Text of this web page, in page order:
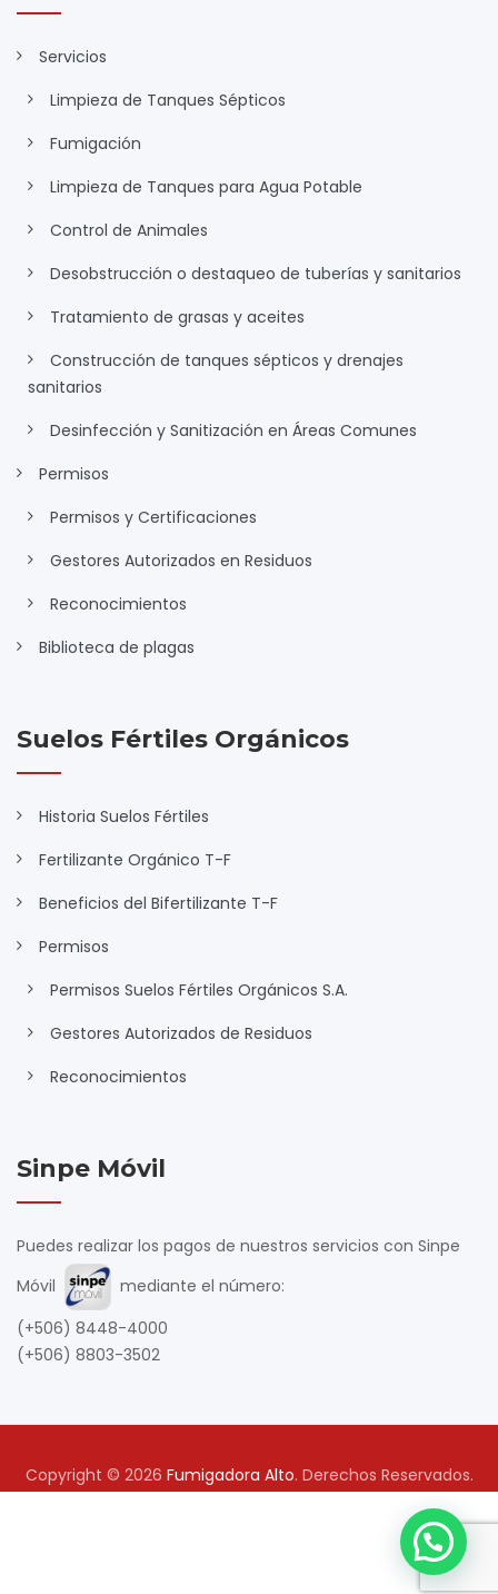
Servicios
Limpieza de Tanques Sépticos
Fumigación
Limpieza de Tanques para Agua Potable
Control de Animales
Desobstrucción o destaqueo de tuberías y sanitarios
Tratamiento de grasas y aceites
Construcción de tanques sépticos y drenajes
sanitarios
Desinfección y Sanitización en Áreas Comunes
Permisos
Permisos y Certificaciones
Gestores Autorizados en Residuos
Reconocimientos
Biblioteca de plagas
Suelos Fértiles Orgánicos
Historia Suelos Fértiles
Fertilizante Orgánico T-F
Beneficios del Bifertilizante T-F
Permisos
Permisos Suelos Fértiles Orgánicos S.A.
Gestores Autorizados de Residuos
Reconocimientos
Sinpe Móvil
Puedes realizar los pagos de nuestros servicios con Sinpe
Móvil
mediante el número:
(+506) 8448-4000
(+506) 8803-3502
Copyright © 2026 Fumigadora Alto. Derechos Reservados.